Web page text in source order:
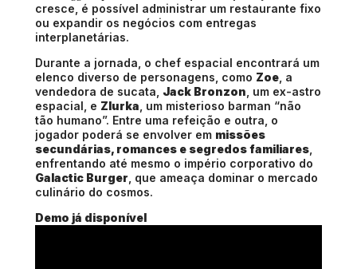
cresce, é possível administrar um restaurante fixo
ou expandir os negócios com entregas
interplanetárias.
Durante a jornada, o chef espacial encontrará um
elenco diverso de personagens, como Zoe , a
vendedora de sucata, Jack Bronzon , um ex-astro
espacial, e Zlurka , um misterioso barman “não
tão humano”. Entre uma refeição e outra, o
jogador poderá se envolver em missões
secundárias, romances e segredos familiares
enfrentando até mesmo o império corporativo do
Galactic Burger , que ameaça dominar o mercado
culinário do cosmos.
Demo já disponível